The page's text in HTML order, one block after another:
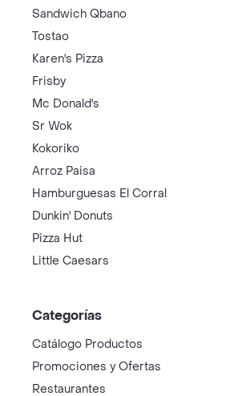
Sandwich Qbano
Tostao
Karen's Pizza
Frisby
Mc Donald's
Sr Wok
Kokoriko
Arroz Paisa
Hamburguesas El Corral
Dunkin' Donuts
Pizza Hut
Little Caesars
Categorías
Catálogo Productos
Promociones y Ofertas
Restaurantes